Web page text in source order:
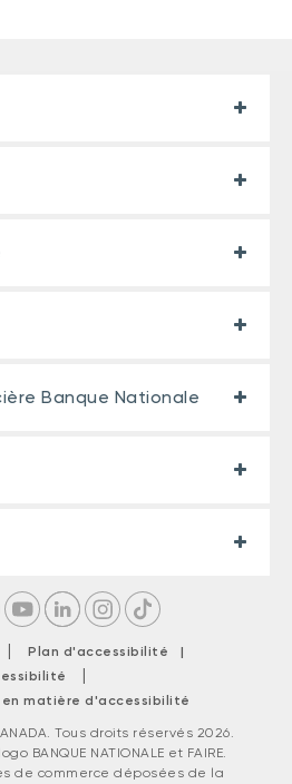
Banque Nationale
|
Plan d'accessibilité |
|
matière d'accessibilité
Tous droits réservés 2026.
BANQUE NATIONALE et FAIRE.
de commerce déposées de la